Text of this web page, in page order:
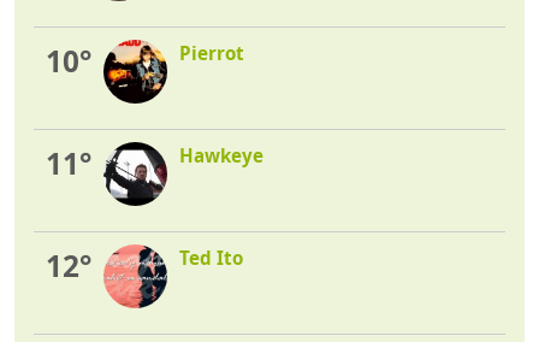
10° Pierrot
11° Hawkeye
12° Ted Ito